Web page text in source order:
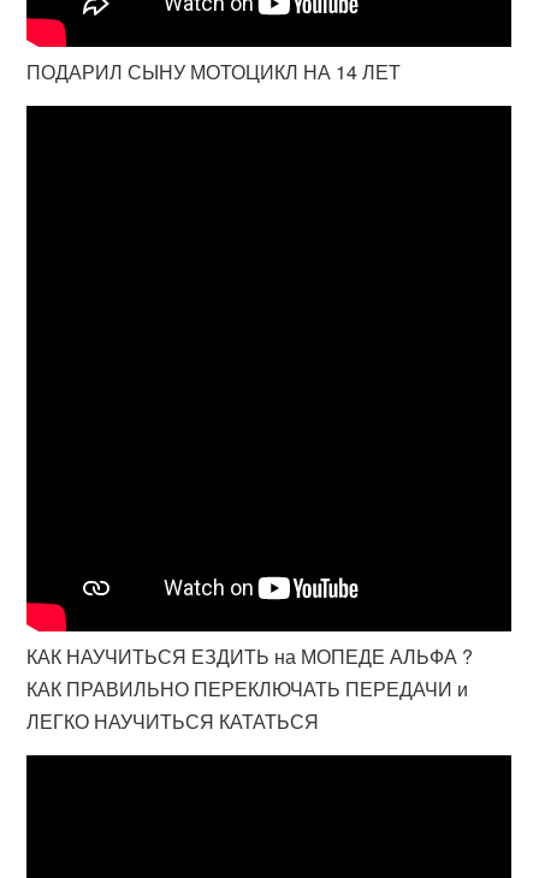
ПОДАРИЛ СЫНУ МОТОЦИКЛ НА 14 ЛЕТ
КАК НАУЧИТЬСЯ ЕЗДИТЬ на МОПЕДЕ АЛЬФА ?
КАК ПРАВИЛЬНО ПЕРЕКЛЮЧАТЬ ПЕРЕДАЧИ и
ЛЕГКО НАУЧИТЬСЯ КАТАТЬСЯ